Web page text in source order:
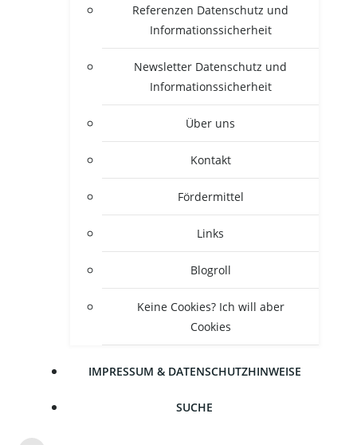
Refe­ren­zen Daten­schutz und
Informationssicherheit
News­let­ter Daten­schutz und
Informationssicherheit
Über uns
Kon­takt
För­der­mit­tel
Links
Blogroll
Kei­ne Coo­kies? Ich will aber
Cookies
IMPRES­SUM & DATENSCHUTZHINWEISE
SUCHE